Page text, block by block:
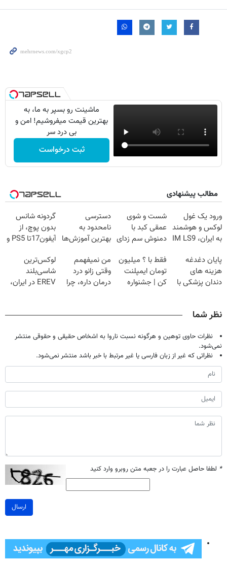
ماشینت رو بسپر به ما، به
بهترین قیمت میفروشیم! امن و
بی درد سر
ثبت درخواست
مطالب پیشنهادی
ورود یک غول
لوکس و هوشمند
به ایران، IM LS9
شست و شوی
عمقی کبد با
دمنوش سم زدای
دسترسی
نامحدود به
بهترین آموزش‌ها
گردونه شانس
بدون پوچ، از
آیفون17تا PS5 و
دلار🔥
پایان دغدغه
هزینه های
دندان پزشکی با
فقط با ؟ میلیون
تومان ایمپلنت
کن | جشنواره
من نمیفهمم
وقتی زانو درد
درمان داره، چرا
لوکس‌ترین
شاسی‌بلند
EREV در ایران،
نظر شما
نظرات حاوی توهین و هرگونه نسبت ناروا به اشخاص حقیقی و حقوقی منتشر
نمی‌شود.
نظراتی که غیر از زبان فارسی یا غیر مرتبط با خبر باشد منتشر نمی‌شود.
* لطفا حاصل عبارت را در جعبه متن روبرو وارد کنید
ارسال